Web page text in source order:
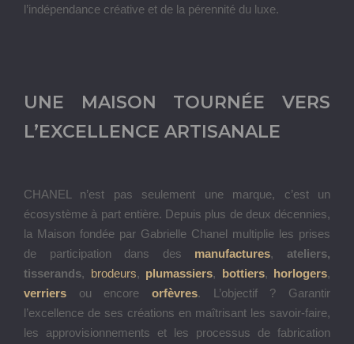
l’indépendance créative et de la pérennité du luxe.
UNE MAISON TOURNÉE VERS
L’EXCELLENCE ARTISANALE
CHANEL n’est pas seulement une marque, c’est un
écosystème à part entière. Depuis plus de deux décennies,
la Maison fondée par Gabrielle Chanel multiplie les prises
de participation dans des manufactures,ateliers,
tisserands, brodeurs, plumassiers, bottiers, horlogers,
verriers ou encore orfèvres. L’objectif ? Garantir
l’excellence de ses créations en maîtrisant les savoir-faire,
les approvisionnements et les processus de fabrication